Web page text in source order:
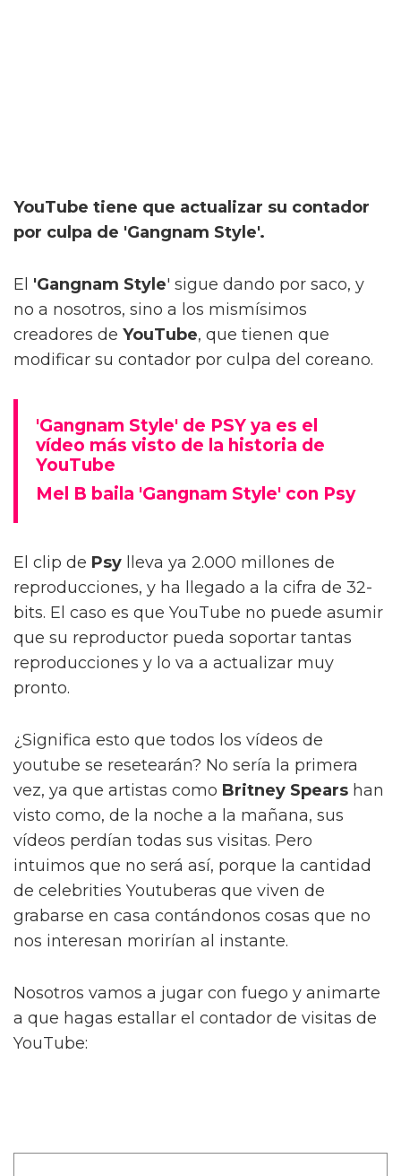
YouTube tiene que actualizar su contador
por culpa de 'Gangnam Style'.
El 'Gangnam Style' sigue dando por saco, y
no a nosotros, sino a los mismísimos
creadores de YouTube, que tienen que
modificar su contador por culpa del coreano.
'Gangnam Style' de PSY ya es el
vídeo más visto de la historia de
YouTube
Mel B baila 'Gangnam Style' con Psy
El clip de Psy lleva ya 2.000 millones de
reproducciones, y ha llegado a la cifra de 32-
bits. El caso es que YouTube no puede asumir
que su reproductor pueda soportar tantas
reproducciones y lo va a actualizar muy
pronto.
¿Significa esto que todos los vídeos de
youtube se resetearán? No sería la primera
vez, ya que artistas como Britney Spears han
visto como, de la noche a la mañana, sus
vídeos perdían todas sus visitas. Pero
intuimos que no será así, porque la cantidad
de celebrities Youtuberas que viven de
grabarse en casa contándonos cosas que no
nos interesan morirían al instante.
Nosotros vamos a jugar con fuego y animarte
a que hagas estallar el contador de visitas de
YouTube: